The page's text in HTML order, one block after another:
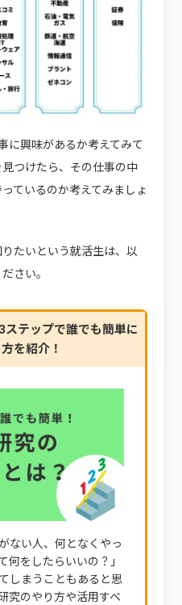
に興味があるか考えてみて
つけたら、その仕事の中
ているのか考えてみましょ
たいという就活生は、以
さい。
テップで誰でも簡単に
を紹介！
ない人、何となくやっ
何をしたらいいの？」
しまうこともあると思
究のやり方や活用すべ